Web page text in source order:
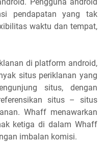
pendapatan yang tak
waktu dan tempat,
di platform android,
situs periklanan yang
situs, dengan
situs – situs
Whaff menawarkan
ketiga di dalam Whaff
imbalan komisi.